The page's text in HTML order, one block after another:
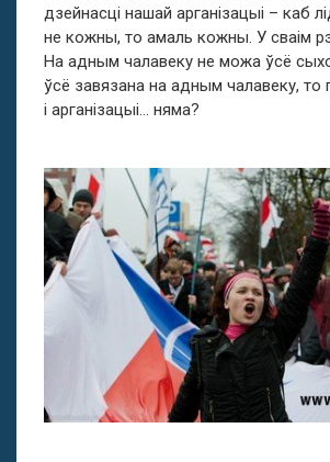
дзейнасці нашай арганізацыі – каб
не кожны, то амаль кожны. У сваім
На адным чалавеку не можа ўсё
ўсё завязана на адным чалавеку, то
і арганізацыі… няма?